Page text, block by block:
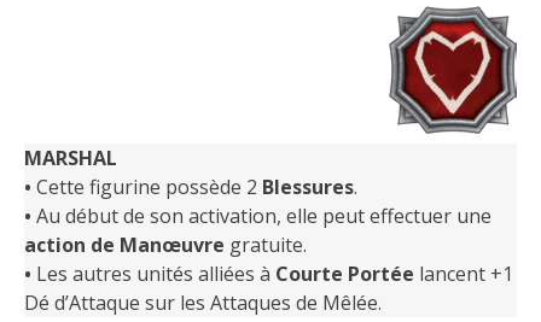
MARSHAL
• Cette figurine possède 2 Blessures.
• Au début de son activation, elle peut effectuer une
action de Manœuvre gratuite.
• Les autres unités alliées à Courte Portée lancent +1
Dé d’Attaque sur les Attaques de Mêlée.